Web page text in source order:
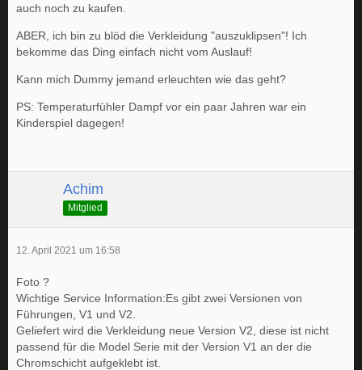
auch noch zu kaufen.
ABER, ich bin zu blöd die Verkleidung "auszuklipsen"! Ich
bekomme das Ding einfach nicht vom Auslauf!
Kann mich Dummy jemand erleuchten wie das geht?
PS: Temperaturfühler Dampf vor ein paar Jahren war ein
Kinderspiel dagegen!
Achim
Mitglied
12. April 2021 um 16:58
Foto ?
Wichtige Service Information:Es gibt zwei Versionen von
Führungen, V1 und V2.
Geliefert wird die Verkleidung neue Version V2, diese ist nicht
passend für die Model Serie mit der Version V1 an der die
Chromschicht aufgeklebt ist.